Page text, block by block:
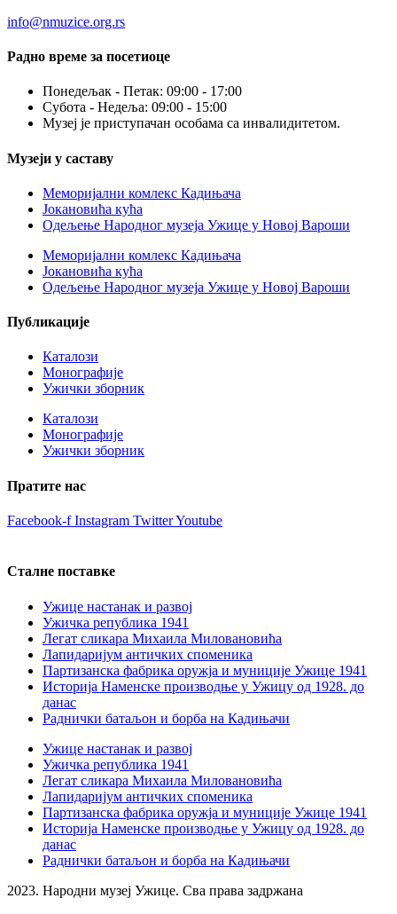
info@nmuzice.org.rs
Радно време за посетиоце
Понедељак - Петак: 09:00 - 17:00
Субота - Недеља: 09:00 - 15:00
Музеј је приступачан особама са инвалидитетом.
Музеји у саставу
Меморијални комлекс Кадињача
Јокановића кућа
Oдељење Народног музеја Ужице у Новој Вароши
Меморијални комлекс Кадињача
Јокановића кућа
Oдељење Народног музеја Ужице у Новој Вароши
Публикације
Каталози
Монографије
Ужички зборник
Каталози
Монографије
Ужички зборник
Пратите нас
Facebook-f Instagram TwitterYoutube
Сталне поставке
Ужице настанак и развој
Ужичка република 1941
Легат сликара Михаила Миловановића
Лапидаријум античких споменика
Партизанска фабрика оружја и муниције Ужице 1941
Историја Наменске производње у Ужицу од 1928. до
данас
Раднички батаљон и борба на Кадињачи
Ужице настанак и развој
Ужичка република 1941
Легат сликара Михаила Миловановића
Лапидаријум античких споменика
Партизанска фабрика оружја и муниције Ужице 1941
Историја Наменске производње у Ужицу од 1928. до
данас
Раднички батаљон и борба на Кадињачи
2023. Народни музеј Ужице. Сва права задржана